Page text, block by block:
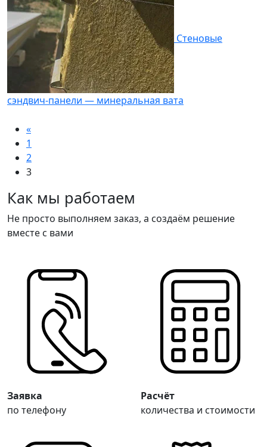
Стеновые
сэндвич-панели — минеральная вата
«
1
2
3
Как мы работаем
Не просто выполняем заказ, а создаём решение
вместе с вами
Заявка
по телефону
Расчёт
количества и стоимости